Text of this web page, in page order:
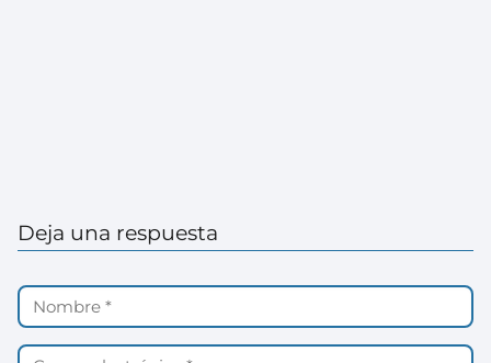
Deja una respuesta